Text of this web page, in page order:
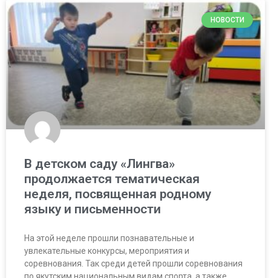
НОВОСТИ
В детском саду «Лингва»
продолжается тематическая
неделя, посвященная родному
языку и письменности
На этой неделе прошли познавательные и
увлекательные конкурсы, мероприятия и
соревнования. Так среди детей прошли соревнования